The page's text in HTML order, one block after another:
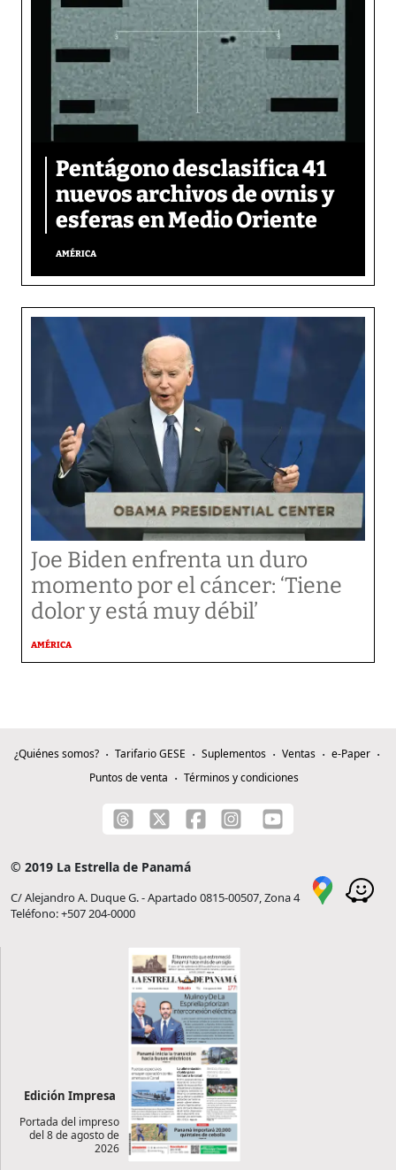
Pentágono desclasifica 41
nuevos archivos de ovnis y
esferas en Medio Oriente
AMÉRICA
Joe Biden enfrenta un duro
momento por el cáncer: ‘Tiene
dolor y está muy débil’
AMÉRICA
¿Quiénes somos? Tarifario GESE Suplementos Ventas
e-Paper
Puntos de venta
Términos y condiciones
© 2019 La Estrella de Panamá
C/ Alejandro A. Duque G. - Apartado 0815-00507, Zona 4
Teléfono: +507 204-0000
Edición Impresa
Portada del impreso
del 8 de agosto de
2026